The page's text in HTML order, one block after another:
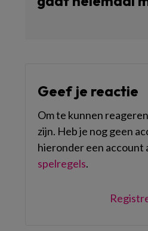
Geef je reactie
Om te kunnen
zijn. Heb je nog geen
hieronder een account
spelregels.